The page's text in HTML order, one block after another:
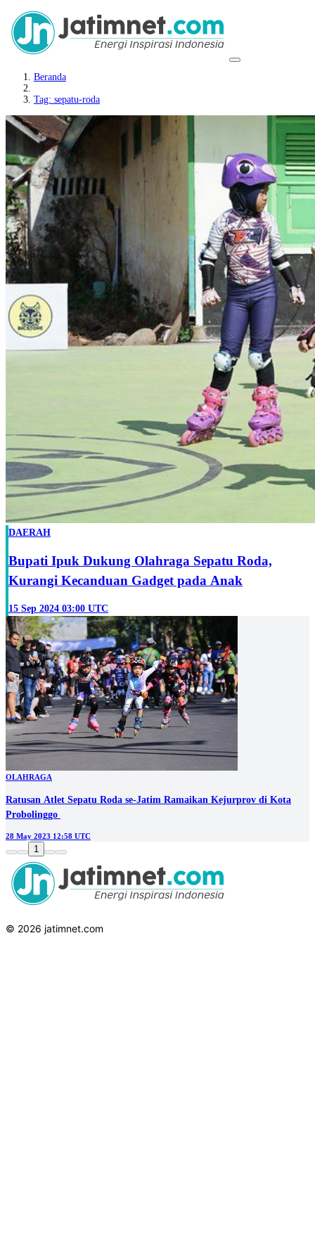
Beranda
Tag: sepatu-roda
DAERAH
Bupati Ipuk Dukung Olahraga Sepatu Roda,
Kurangi Kecanduan Gadget pada Anak
15 Sep 2024 03:00 UTC
OLAHRAGA
Ratusan Atlet Sepatu Roda se-Jatim Ramaikan Kejurprov di Kota
Probolinggo
28 May 2023 12:58 UTC
1
© 2026 jatimnet.com